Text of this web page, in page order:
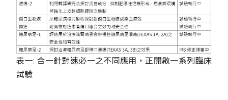
表一: 合一針對速必一之不同應用，正開啟一系列臨床
試驗